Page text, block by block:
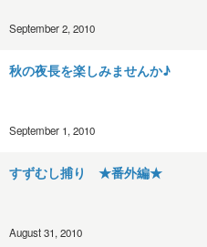
September 2, 2010
秋の夜長を楽しみませんか♪
September 1, 2010
すずむし捕り ★番外編★
August 31, 2010